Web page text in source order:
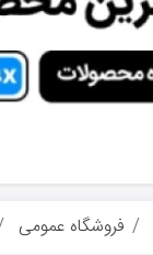
فروشگاه عمومی